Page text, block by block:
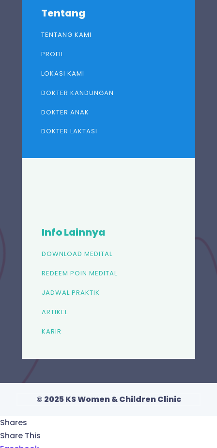
Tentang
TENTANG KAMI
PROFIL
LOKASI KAMI
DOKTER KANDUNGAN
DOKTER ANAK
DOKTER LAKTASI
Info Lainnya
DOWNLOAD MEDITAL
REDEEM POIN MEDITAL
JADWAL PRAKTIK
ARTIKEL
KARIR
© 2025 KS Women & Children Clinic
Shares
Share This